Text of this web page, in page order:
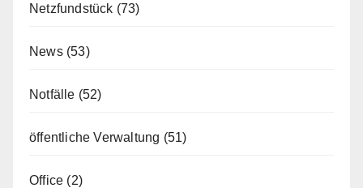
Netzfundstück (73)
News(53)
Notfälle (52)
öffentliche Verwaltung (51)
Office (2)